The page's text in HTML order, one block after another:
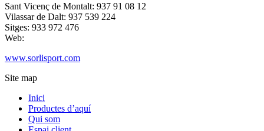
Sant Vicenç de Montalt: 937 91 08 12
Vilassar de Dalt: 937 539 224
Sitges: 933 972 476
Web:
www.sorlisport.com
Site map
Inici
Productes d’aquí
Qui som